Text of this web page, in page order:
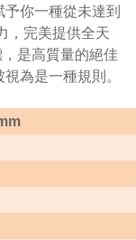
你一種從未達到
，完美提供全天
是高質量的絕佳
為是一種規則。